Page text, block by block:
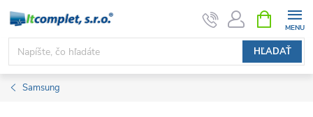
Prejsť
obsah
HĽADAŤ
KOŠÍK
Samsung